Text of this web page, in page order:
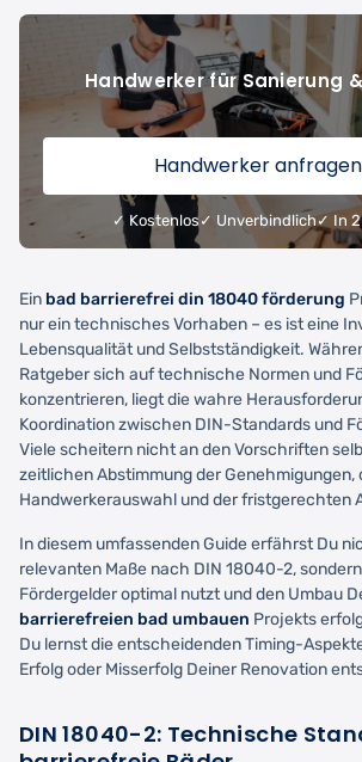
Handwerker für Sanierung
Handwerker anfragen
✓ Kostenlos ✓ Unverbindlich✓ In 2
Ein bad barrierefrei din 18040 förderung
nur ein technisches Vorhaben – es ist eine
Lebensqualität und Selbstständigkeit.
Ratgeber sich auf technische Normen und
konzentrieren, liegt die wahre
Koordination zwischen DIN-Standards und
Viele scheitern nicht an den Vorschriften
zeitlichen Abstimmung der Genehmigungen,
Handwerkerauswahl und der fristgerechten
In diesem umfassenden Guide erfährst Du
relevanten Maße nach DIN 18040-2,
Fördergelder optimal nutzt und den Umbau
barrierefreien bad umbauen Projekts
Du lernst die entscheidenden Timing-
Erfolg oder Misserfolg Deiner Renovation
DIN 18040-2: Technische